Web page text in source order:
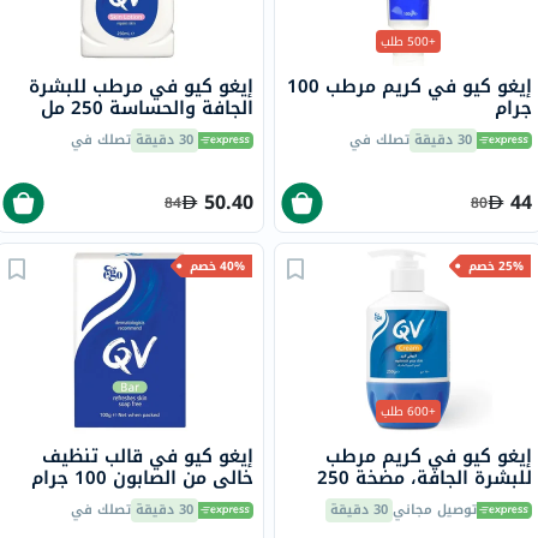
+500 طلب
إيغو كيو في كريم مرطب 100
جرام
30 دقيقة تصلك في
44
80
إيغو كيو في مرطب للبشرة
الجافة والحساسة 250 مل
30 دقيقة تصلك في
50.40
84
25% خصم
+600 طلب
إيغو كيو في كريم مرطب
للبشرة الجافة، مضخة 250
جرام توصيل مجاني30 دقيقة
40% خصم
إيغو كيو في قالب تنظيف
خالي من الصابون 100 جرام
30 دقيقة تصلك في